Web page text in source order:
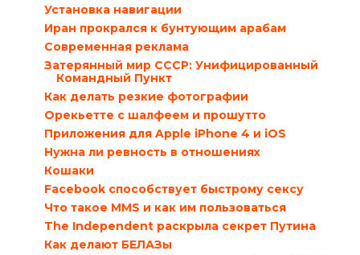
Установка навигации
Иран прокрался к бунтующим арабам
Современная реклама
Затерянный мир СССР: Унифицированный
Командный Пункт
Как делать резкие фотографии
Орекьетте с шалфеем и прошутто
Приложения для Apple iPhone 4 и iOS
Нужна ли ревность в отношениях
Кошаки
Facebook способствует быстрому сексу
Что такое MMS и как им пользоваться
The Independent раскрыла секрет Путина
Как делают БЕЛАЗы